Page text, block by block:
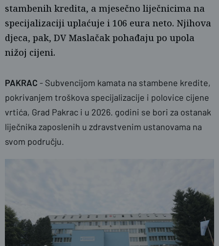
visit-croatia.hr
stambenih kredita, a mjesečno liječnicima na
specijalizaciji uplaćuje i 106 eura neto. Njihova
djeca, pak, DV Maslačak pohađaju po upola
nižoj cijeni.
PAKRAC - Subvencijom kamata na stambene kredite,
pokrivanjem troškova specijalizacije i polovice cijene
vrtića, Grad Pakrac i u 2026. godini se bori za ostanak
liječnika zaposlenih u zdravstvenim ustanovama na
svom području.